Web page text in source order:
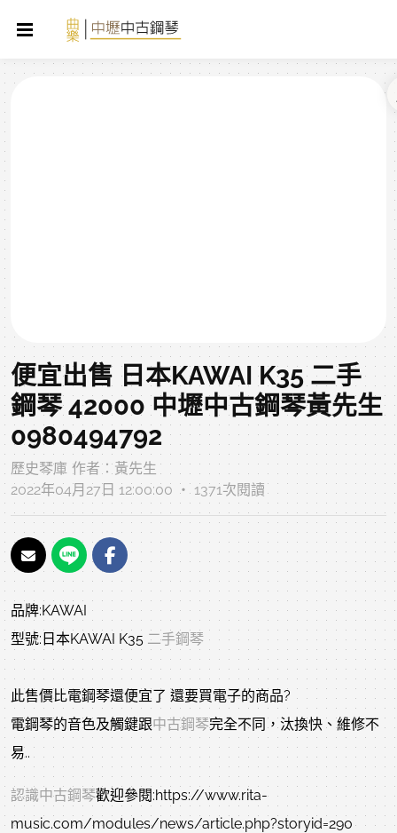
便宜出售 日本KAWAI K35 二手
鋼琴 42000 中壢中古鋼琴黃先生
0980494792
歷史琴庫 作者：黃先生
2022年04月27日 12:00:00 ‧ 1371次閱讀
品牌:KAWAI
型號:日本KAWAI K35 二手鋼琴
此售價比電鋼琴還便宜了 還要買電子的商品?
電鋼琴的音色及觸鍵跟中古鋼琴完全不同，汰換快、維修不
易..
認識中古鋼琴歡迎參閱:https://www.rita-
music.com/modules/news/article.php?storyid=290